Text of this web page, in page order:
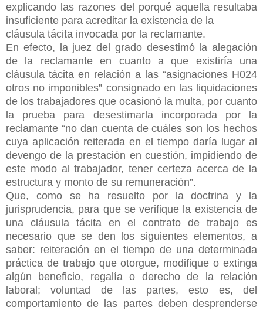
explicando las razones del porqué aquella resultaba
insuficiente para acreditar la existencia de la
cláusula tácita invocada por la reclamante.
En efecto, la juez del grado desestimó la alegación
de la reclamante en cuanto a que existiría una
cláusula tácita en relación a las “asignaciones H024
otros no imponibles” consignado en las liquidaciones
de los trabajadores que ocasionó la multa, por cuanto
la prueba para desestimarla incorporada por la
reclamante “no dan cuenta de cuáles son los hechos
cuya aplicación reiterada en el tiempo daría lugar al
devengo de la prestación en cuestión, impidiendo de
este modo al trabajador, tener certeza acerca de la
estructura y monto de su remuneración”.
Que, como se ha resuelto por la doctrina y la
jurisprudencia, para que se verifique la existencia de
una cláusula tácita en el contrato de trabajo es
necesario que se den los siguientes elementos, a
saber: reiteración en el tiempo de una determinada
práctica de trabajo que otorgue, modifique o extinga
algún beneficio, regalía o derecho de la relación
laboral; voluntad de las partes, esto es, del
comportamiento de las partes deben desprenderse